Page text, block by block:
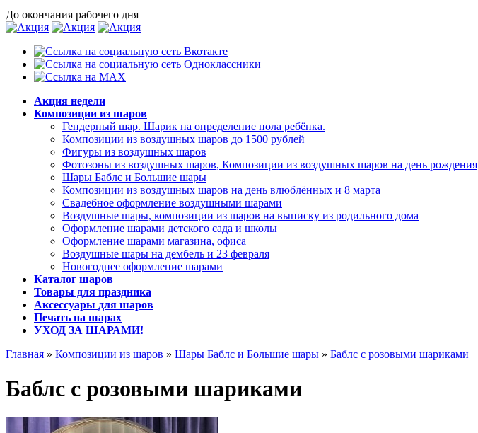
До окончания рабочего дня
Акция недели
Композиции из шаров
Гендерный шар. Шарик на определение пола ребёнка.
Композиции из воздушных шаров до 1500 рублей
Фигуры из воздушных шаров
Фотозоны из воздушных шаров, Композиции из воздушных шаров на день рождения
Шары Баблс и Большие шары
Композиции из воздушных шаров на день влюблённых и 8 марта
Свадебное оформление воздушными шарами
Воздушные шары, композиции из шаров на выписку из родильного дома
Оформление шарами детского сада и школы
Оформление шарами магазина, офиса
Воздушные шары на дембель и 23 февраля
Новогоднее оформление шарами
Каталог шаров
Товары для праздника
Аксессуары для шаров
Печать на шарах
УХОД ЗА ШАРАМИ!
Главная » Композиции из шаров » Шары Баблс и Большие шары » Баблс с розовыми шариками
Баблс с розовыми шариками